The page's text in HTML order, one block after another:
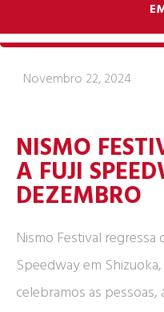
Novembro 22, 2024
NISMO
A FUJI
DEZEMBRO
Nismo Festival regressa
Speedway em
celebramos as